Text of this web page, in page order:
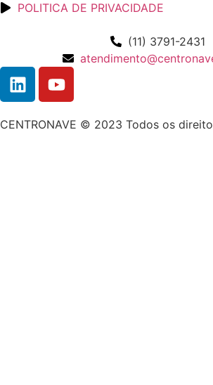
POLITICA DE PRIVACIDADE
(11) 3791-2431
CENTRONAVE © 2023 Todos os